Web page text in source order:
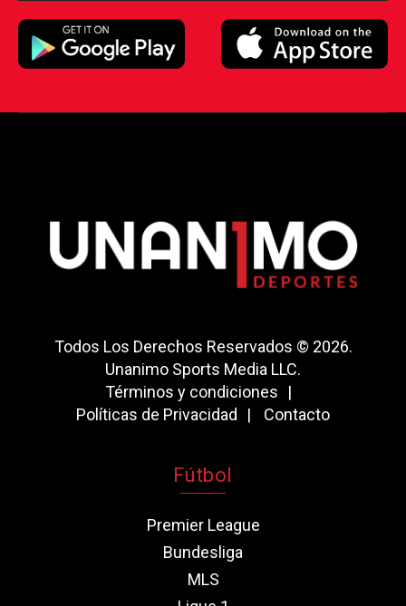
Todos Los Derechos Reservados © 2026.
Unanimo Sports Media LLC.
Términos y condiciones
Políticas de Privacidad
Contacto
Fútbol
Premier League
Bundesliga
MLS